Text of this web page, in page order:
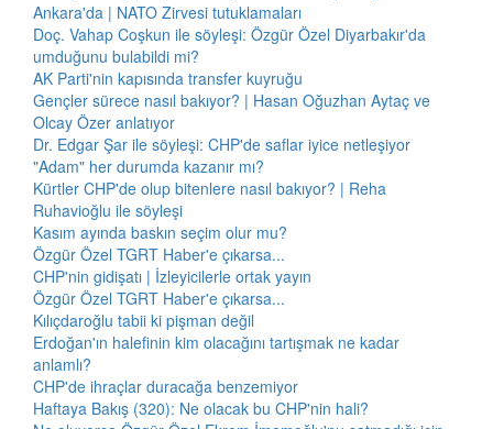
Ankara'da | NATO Zirvesi tutuklamaları
Doç. Vahap Coşkun ile söyleşi: Özgür Özel Diyarbakır'da
umduğunu bulabildi mi?
AK Parti'nin kapısında transfer kuyruğu
Gençler sürece nasıl bakıyor? | Hasan Oğuzhan Aytaç ve
Olcay Özer anlatıyor
Dr. Edgar Şar ile söyleşi: CHP'de saflar iyice netleşiyor
"Adam" her durumda kazanır mı?
Kürtler CHP'de olup bitenlere nasıl bakıyor? | Reha
Ruhavioğlu ile söyleşi
Kasım ayında baskın seçim olur mu?
Özgür Özel TGRT Haber'e çıkarsa...
CHP'nin gidişatı | İzleyicilerle ortak yayın
Özgür Özel TGRT Haber'e çıkarsa...
Kılıçdaroğlu tabii ki pişman değil
Erdoğan'ın halefinin kim olacağını tartışmak ne kadar
anlamlı?
CHP'de ihraçlar duracağa benzemiyor
Haftaya Bakış (320): Ne olacak bu CHP'nin hali?